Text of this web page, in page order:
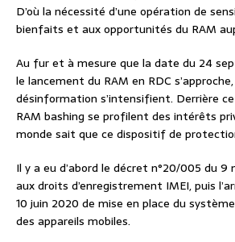
D’où la nécessité d’une opération de
bienfaits et aux opportunités du RAM
Au fur et à mesure que la date du 24
le lancement du RAM en RDC
désinformation s’intensifient. Derrière
RAM bashing se profilent des intérêts
monde sait que ce dispositif de
Il y a eu d’abord le décret n°20/005 du
aux droits d’enregistrement IMEI, puis
10 juin 2020 de mise en place du
des appareils mobiles.